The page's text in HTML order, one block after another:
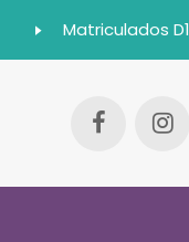
Matriculados D1